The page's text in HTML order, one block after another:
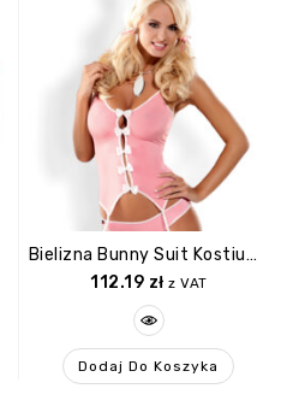
Bielizna Bunny Suit Kostium L/XL
112.19 zł z VAT
Dodaj Do Koszyka